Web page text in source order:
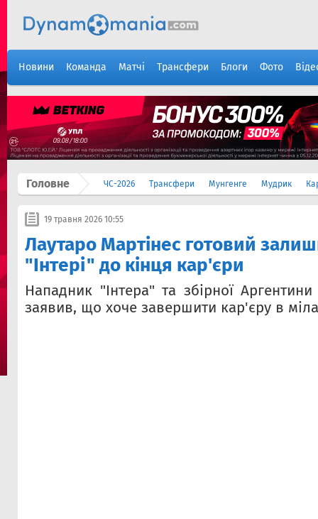
Новини Команда Матчі Трансфери Блоги Фото
Головне ЧС-2026 Трансфери Мунгенге Мудрик
19 травня 2026 10:55
Лаутаро Мартінес готовий
"Інтері" до кінця кар'єри
Нападник "Інтера" та збірної
заявив, що хоче завершити кар'єру в